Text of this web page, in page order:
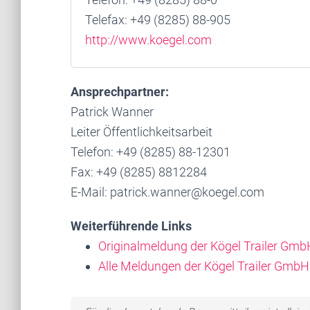
Telefax: +49 (8285) 88-905
http://www.koegel.com
Ansprechpartner:
Patrick Wanner
Leiter Öffentlichkeitsarbeit
Telefon: +49 (8285) 88-12301
Fax: +49 (8285) 8812284
E-Mail: patrick.wanner@koegel.com
Weiterführende Links
Originalmeldung der Kögel Trailer
Alle Meldungen der Kögel Trailer GmbH